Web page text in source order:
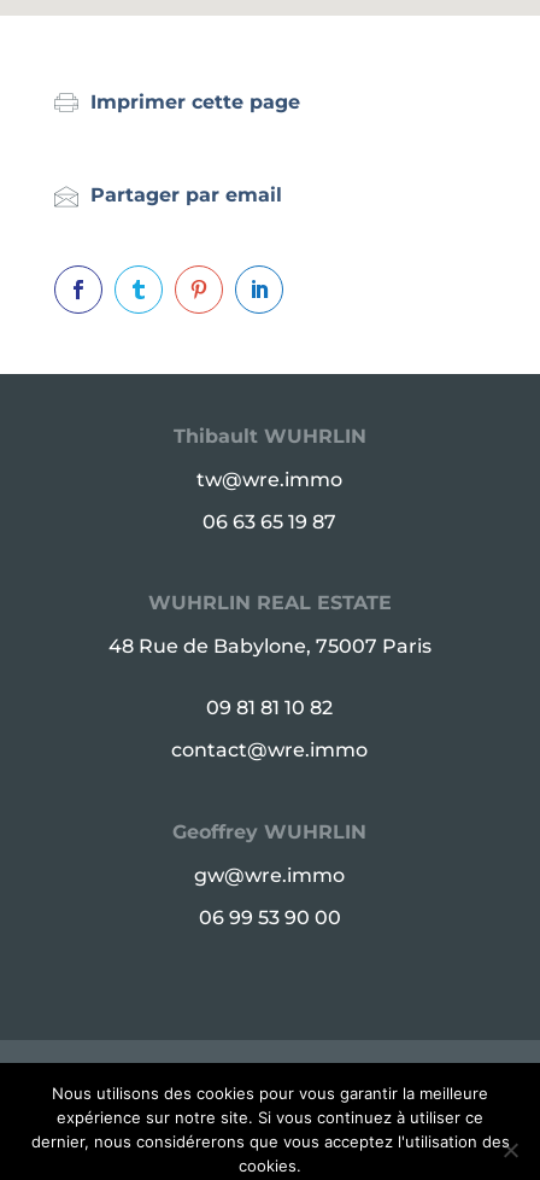
Imprimer cette page
Partager par email
   
Thibault WUHRLIN
tw@wre.immo
06 63 65 19 87
WUHRLIN REAL ESTATE
48 Rue de Babylone, 75007 Paris
09 81 81 10 82
contact@wre.immo
Geoffrey WUHRLIN
gw@wre.immo
06 99 53 90 00
© Copyright WRE 2025 - 48 Rue de Babylone,
75007 Paris -
Mentions légales
Nous utilisons des cookies pour vous garantir la meilleure
expérience sur notre site. Si vous continuez à utiliser ce
dernier, nous considérerons que vous acceptez l'utilisation des
cookies.